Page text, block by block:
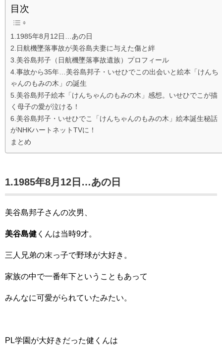
目次
1.1985年8月12日…あの日
2.日航機墜落事故が美谷島夫妻に与えた傷と絆
3.美谷島邦子（日航機墜落事故遺族）プロフィール
4.事故から35年…美谷島邦子・いせひでこの出会いと絵本「けんち
ゃんのもみの木」の誕生
5.美谷島邦子絵本「けんちゃんのもみの木」感想。いせひでこが描
く母子の愛が泣ける！
6.美谷島邦子・いせひでこ「けんちゃんのもみの木」絵本誕生秘話
がNHKハートネットTVに！
まとめ
1.1985年8月12日…あの日
美谷島邦子さんの次男、
美谷島健 くんは当時9才。
三人兄弟の末っ子で野球が大好き。
家族の中で一番年下ということもあって
みんなに可愛がられていたみたい。
PL学園が大好きだった健くんは